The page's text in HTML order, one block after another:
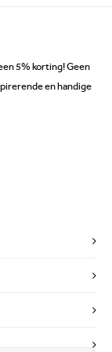
5% korting! Geen
en handige